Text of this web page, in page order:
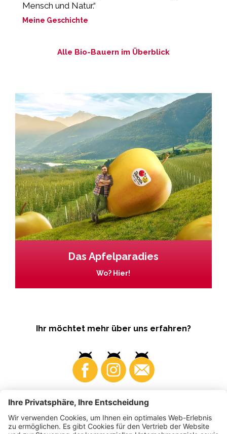
Mensch und Natur.“
Meine Geschichte
Alle Bio-Bauern im Überblick
Das Apfelparadies
Wo? Hier!
Ihr möchtet mehr über uns erfahren?
Business Produzenten